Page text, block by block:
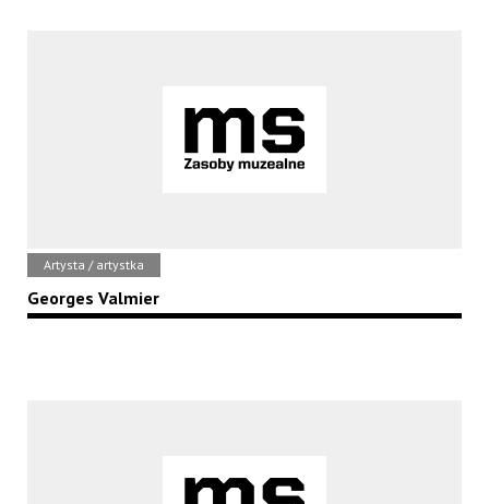
Artysta / artystka
Georges Valmier